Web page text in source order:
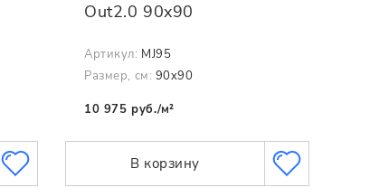
Out2.0 90x90
Артикул: MJ95
Размер, см: 90x90
10 975 руб./м²
В корзину